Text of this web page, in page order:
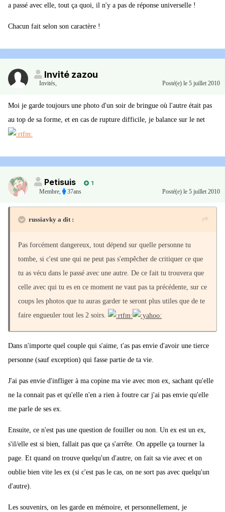
a passé avec elle, tout ça quoi, il n'y a pas de réponse universelle !
Chacun fait selon son caractère !
Invité zazou
Invités, Posté(e) le 5 juillet 2010
Moi je garde toujours une photo d'un soir de bringue où l'autre était pas
au top de sa forme, et en cas de rupture difficile, je balance sur le net
Petisuis
1
Membre, 37ans Posté(e) le 5 juillet 2010
russiavky a dit :
Pas forcément dangereux, tout dépend sur quelle personne tu
tombe, si c'est une qui ne peut pas s'empêcher de critiquer ce que
tu as vécu dans le passé avec une autre. De ce fait tu trouvera que
celle avec qui tu es en ce moment ne vaut pas ta précédente, sur ce
coups les photos que tu auras garder te seront plus utiles que de te
faire engueuler tout les 2 soirs.
Dans n'importe quel couple qui s'aime, t'as pas envie d'avoir une tierce
personne (sauf exception) qui fasse partie de ta vie.
J'ai pas envie d'infliger à ma copine ma vie avec mon ex, sachant qu'elle
ne la connait pas et qu'elle n'en a rien à foutre car j'ai pas envie qu'elle
me parle de ses ex.
Ensuite, ce n'est pas une question de fouiller ou non. Un ex est un ex,
s'il/elle est si bien, fallait pas que ça s'arrête. On appelle ça tourner la
page. Et quand on trouve quelqu'un d'autre, on fait sa vie avec et on
oublie bien vite les ex (si c'est pas le cas, on ne sort pas avec quelqu'un
d'autre).
Les souvenirs, on les garde en mémoire, et personnellement, je